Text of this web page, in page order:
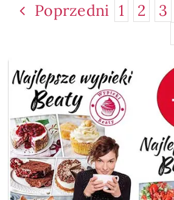
Poprzedni 1 2 3